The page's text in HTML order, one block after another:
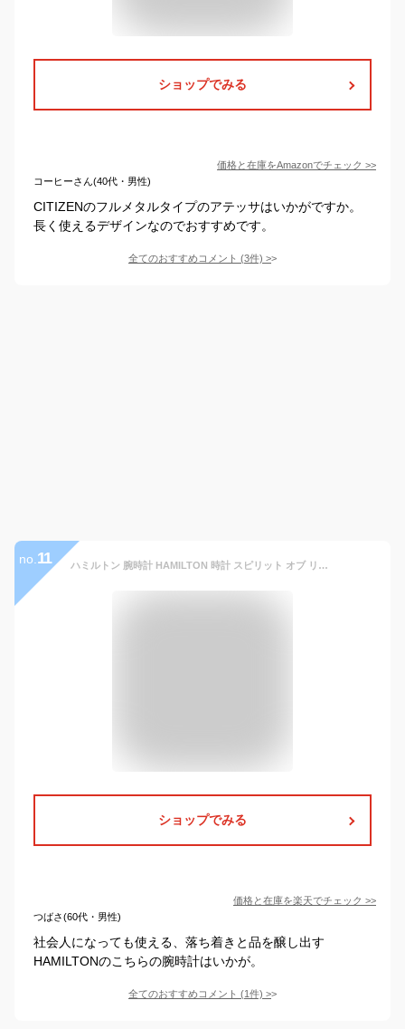
ショップでみる
価格と在庫をAmazonでチェック >>
コーヒーさん(40代・男性)
CITIZENのフルメタルタイプのアテッサはいかがですか。
長く使えるデザインなのでおすすめです。
全てのおすすめコメント (3件) >
no. 11 ハミルトン 腕時計 HAMILTON 時計 スピリット オブ リバティー SPIRIT OF LIBERTY メンズ 腕時計 グレー H42415591 人気 おすすめ ブランド 防水 革ベルト レザー ビジネス シンプル 大人 社会人 男性 夫 彼氏 おしゃれ プレゼント ギフト 新生活 新社会人 バレンタイン
ショップでみる
価格と在庫を楽天でチェック >>
つばさ(60代・男性)
社会人になっても使える、落ち着きと品を醸し出す
HAMILTONのこちらの腕時計はいかが。
全てのおすすめコメント (1件) >